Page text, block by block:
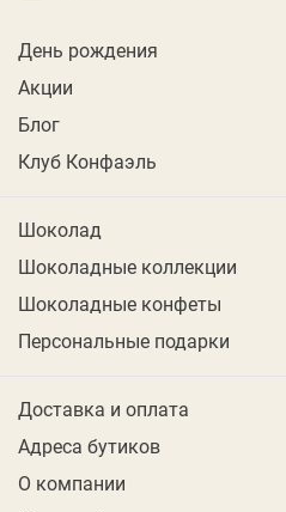
День рождения
Акции
Блог
Клуб Конфаэль
Шоколад
Шоколадные коллекции
Шоколадные конфеты
Персональные подарки
Доставка и оплата
Адреса бутиков
О компании